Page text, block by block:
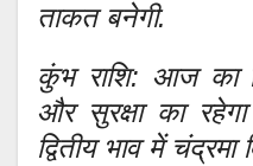
ताकत बनेगी.
कुंभ राशि: आज का
और सुरक्षा का
द्वितीय भाव में